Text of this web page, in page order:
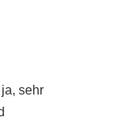
sehr